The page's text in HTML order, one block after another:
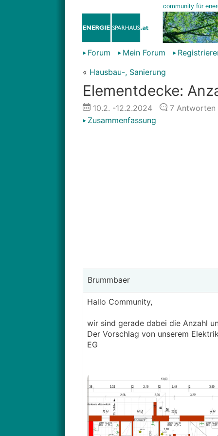
Forum Mein Forum
« Hausbau-, Sanierung
Elementdecke:
10.2. -12.2.2024 7Antworten
Zusammenfassung
Brummbaer
Hallo Community,
wir sind gerade dabei die Anzahl
Der Vorschlag von unserem
EG